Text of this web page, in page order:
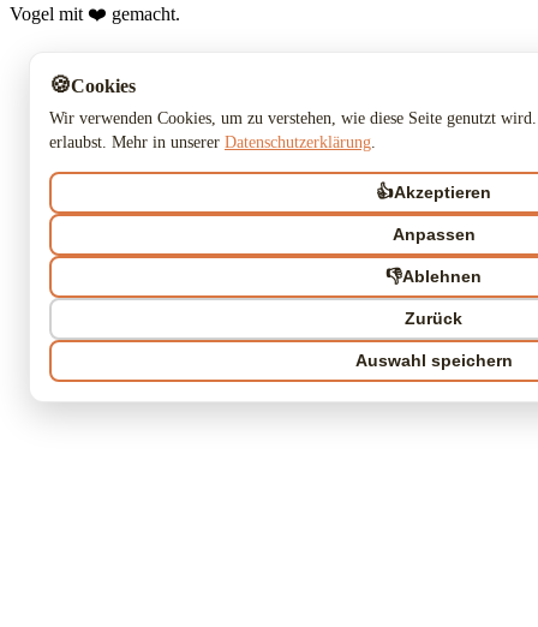
Vogel mit ❤️ gemacht.
🍪Cookies
Wir verwenden Cookies, um zu verstehen, wie diese Seite genutzt
erlaubst. Mehr in unserer Datenschutzerklärung
👍Akzeptieren
Anpassen
👎Ablehnen
Zurück
Auswahl speichern